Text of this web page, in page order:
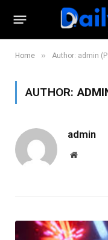
Home » Author: admin
AUTHOR:
admin
Website